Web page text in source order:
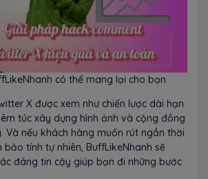
có thể mang lại cho bạn
X được xem như chiến lược dài hạn
túc xây dựng hình ảnh và cộng đồng
Và nếu khách hàng muốn rút ngắn thời
tính tự nhiên, BuffLikeNhanh sẽ
đáng tin cậy giúp bạn đi những bước